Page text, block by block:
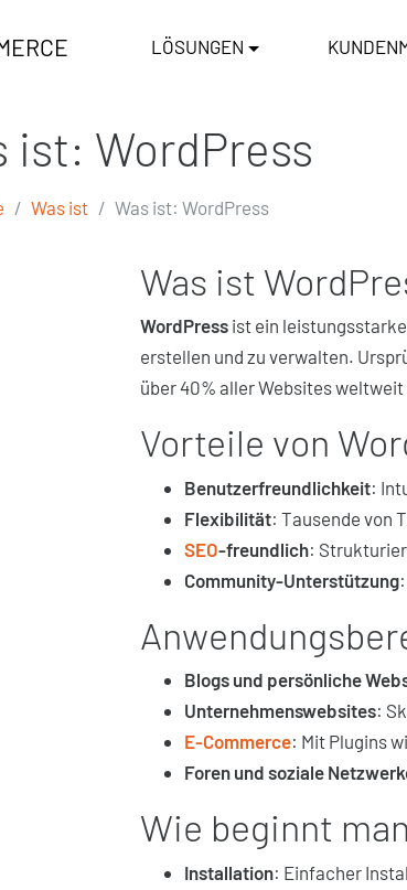
LÖSUNGEN
ist: WordPress
Was ist Was ist: WordPress
Was ist
WordPressist ein
erstellen und zu verwalten.
über 40% aller Websites
Vorteile von
Benutzerfreundlichkeit:
Flexibilität: Tausende von
SEO-freundlich:
Community-Unterstützung
Blogs und persönliche
Unternehmenswebsites:
E-Commerce: Mit Plugins
Foren und soziale
Wie beginnt
Installation: Einfacher